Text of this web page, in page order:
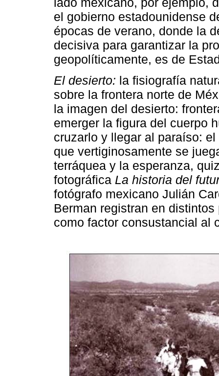
el gobierno estadounidense
épocas de verano, donde la
decisiva para garantizar la
geopolíticamente, es de
El desierto: la fisiografía
sobre la frontera norte de
la imagen del desierto:
emerger la figura del cuerpo
cruzarlo y llegar al paraíso:
que vertiginosamente se
terráquea y la esperanza,
fotográfica La historia del
fotógrafo mexicano Julián
Berman registran en
como factor consustancial al